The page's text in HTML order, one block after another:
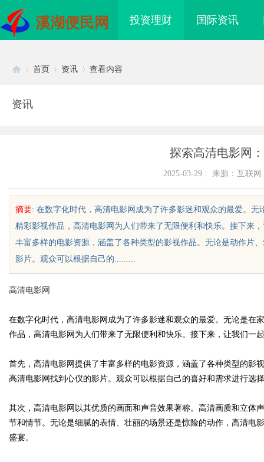
溪湖便民网 投资理财 国际资讯
首页 资讯 查看内容
资讯
探索高清电影网
2025-03-29 来源：互联网
摘要: 在数字化时代，高清电影网成为了许多影迷和观众的最爱。
精彩影视作品，高清电影网为人们带来了无限便利和快乐。接下来
丰富多样的电影资源，涵盖了各种类型的影视作品。无论是动作片
影片。观众可以根据自己的.........
高清电影网
在数字化时代，高清电影网成为了许多影迷和观众的最爱。无论是在
作品，高清电影网为人们带来了无限便利和快乐。接下来，让我们一
首先，高清电影网提供了丰富多样的电影资源，涵盖了各种类型的影
高清电影网找到心仪的影片。观众可以根据自己的喜好和需求进行选
其次，高清电影网以其优质的画面和声音效果著称。高清画质和立体
节和情节。无论是细腻的表情、壮丽的场景还是惊险的动作，高清电
盛宴。
万年！久匠量身定制
整张脸的点睛之
的气质加分项